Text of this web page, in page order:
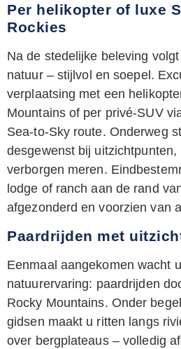
Per helikopter of luxe
Rockies
Na de stedelijke beleving
natuur – stijlvol en soepel.
verplaatsing met een
Mountains of per privé-SUV
Sea-to-Sky route. Onderweg
desgewenst bij
verborgen meren.
lodge of ranch aan de rand
afgezonderd en voorzien van
Paardrijden met
Eenmaal aangekomen wacht
natuurervaring: paardrijden
Rocky Mountains. Onder
gidsen maakt u ritten langs
over bergplateaus – volledig